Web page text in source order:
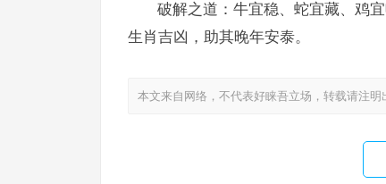
破解之道：牛宜稳、蛇宜藏、鸡
生肖吉凶，助其晚年安泰。
本文来自网络，不代表好睐吾立场，转载请注明